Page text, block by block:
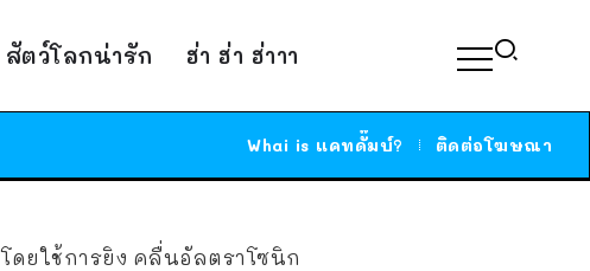
สัตว์โลกน่ารัก ฮ่า ฮ่า ฮ่าาา
Whai is แคทดั๊มบ์? ติดต่อโฆษณา
ดยใช้การยิง คลื่นอัลตราโซนิก